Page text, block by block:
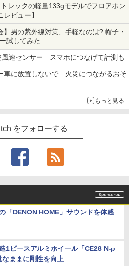
レックの軽量133gモデルでフロアポン
ビュー】
】男の紫外線対策、手軽なのは? 帽子・
試してみた
風速センサー スマホにつなげて計測も
車に放置しないで 火災につながるおそ
もっと見る
をフォローする
「DENON HOME」サウンドを体感
1ピースアルミホイール「CE28 N-p
ままに剛性を向上